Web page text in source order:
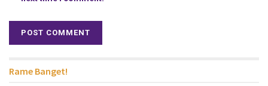
Rame Banget!